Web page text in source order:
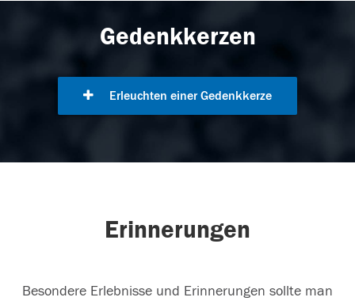
Gedenkkerzen
Erleuchten einer Gedenkkerze
Erinnerungen
Besondere Erlebnisse und Erinnerungen sollte man